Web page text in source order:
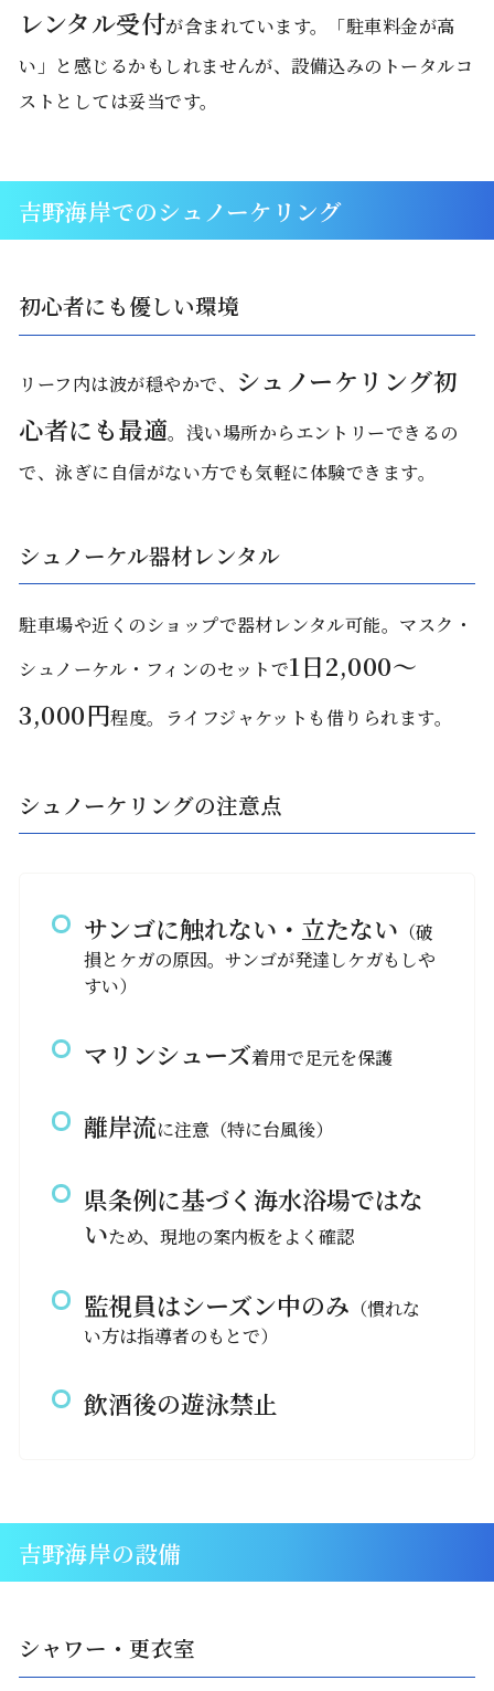
レンタル受付が含まれています。「駐車料金が高
い」と感じるかもしれませんが、設備込みのトータルコ
ストとしては妥当です。
吉野海岸でのシュノーケリング
初心者にも優しい環境
リーフ内は波が穏やかで、 シュノーケリング初
心者にも最適。浅い場所からエントリーできるの
で、泳ぎに自信がない方でも気軽に体験できます。
シュノーケル器材レンタル
駐車場や近くのショップで器材レンタル可能。マスク・
シュノーケル・フィンのセットで1日2,000〜
3,000円程度。ライフジャケットも借りられます。
シュノーケリングの注意点
サンゴに触れない・立たない （破
損とケガの原因。サンゴが発達しケガもしや
すい）
マリンシューズ着用で足元を保護
離岸流に注意（特に台風後）
県条例に基づく海水浴場ではな
いため、現地の案内板をよく確認
監視員はシーズン中のみ （慣れな
い方は指導者のもとで）
飲酒後の遊泳禁止
吉野海岸の設備
シャワー・更衣室